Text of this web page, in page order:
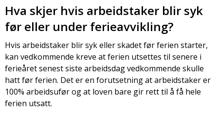
Hva skjer hvis arbeidstaker blir syk
før eller under ferieavvikling?
Hvis arbeidstaker blir syk eller skadet før ferien starter,
kan vedkommende kreve at ferien utsettes til senere i
ferieåret senest siste arbeidsdag vedkommende skulle
hatt før ferien. Det er en forutsetning at arbeidstaker er
100% arbeidsufør og at loven bare gir rett til å få hele
ferien utsatt.